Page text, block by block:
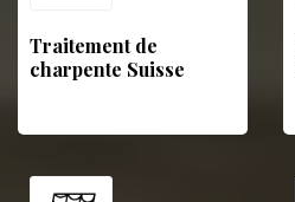
Traitement de
charpente Suisse